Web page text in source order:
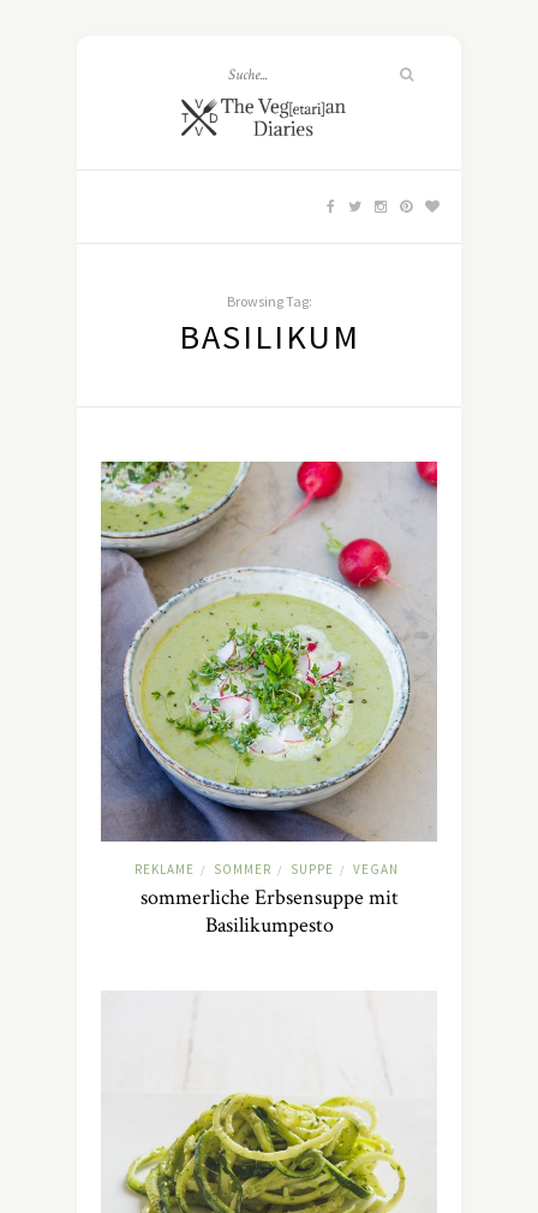
Browsing Tag:
BASILIKUM
REKLAME / SOMMER / SUPPE / VEGAN
sommerliche Erbsensuppe mit
Basilikumpesto